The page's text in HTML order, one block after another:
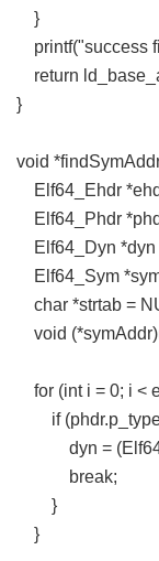
}
printf("success
return
}
void
Elf64_Ehdr
Elf64_Phdr
Elf64_Dyn *dyn
Elf64_Sym
char *strtab =
void
for (int i = 0; i <
if (phdr.p_type
dyn =
break;
}
}